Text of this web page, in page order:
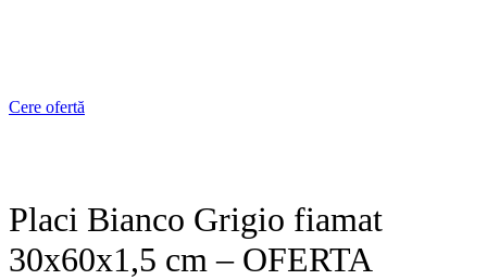
Cere ofertă
Placi Bianco Grigio fiamat
30x60x1,5 cm – OFERTA